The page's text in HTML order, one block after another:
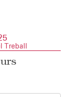
Treball